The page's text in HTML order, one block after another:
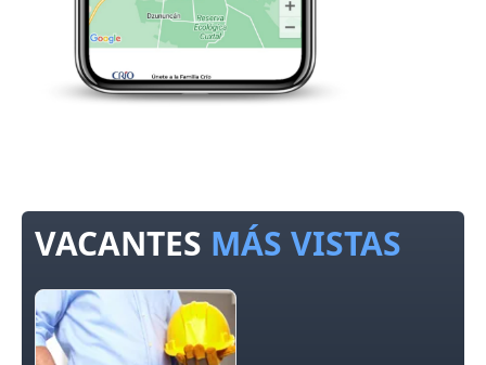
VACANTES MÁS VISTAS